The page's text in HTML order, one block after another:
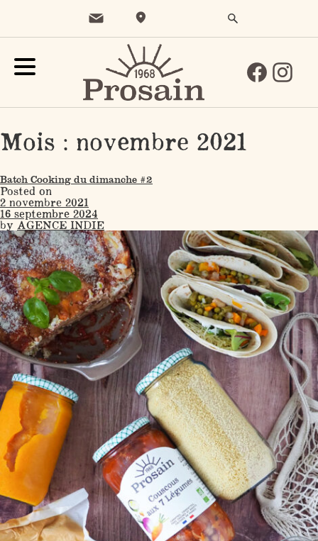
Mois : novembre 2021
Batch Cooking du dimanche #2
Posted on
2 novembre 2021
16 septembre 2024
by AGENCE INDIE